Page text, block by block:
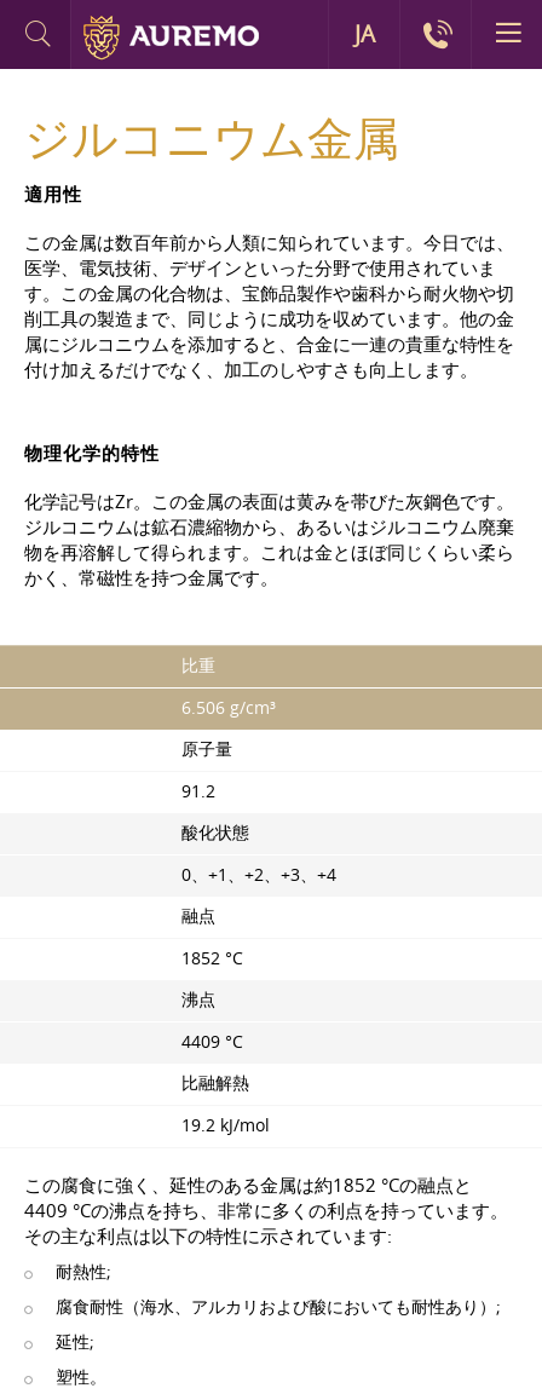
ジルコニウム金属
適用性
この金属は数百年前から人類に知られています。今日では、
医学、電気技術、デザインといった分野で使用されていま
す。この金属の化合物は、宝飾品製作や歯科から耐火物や切
削工具の製造まで、同じように成功を収めています。他の金
属にジルコニウムを添加すると、合金に一連の貴重な特性を
付け加えるだけでなく、加工のしやすさも向上します。
物理化学的特性
化学記号はZr。この金属の表面は黄みを帯びた灰鋼色です。
ジルコニウムは鉱石濃縮物から、あるいはジルコニウム廃棄
物を再溶解して得られます。これは金とほぼ同じくらい柔ら
かく、常磁性を持つ金属です。
比重
6.506 g/cm³
原子量
91.2
酸化状態
0、+1、+2、+3、+4
融点
1852 °C
沸点
4409 °C
比融解熱
19.2 kJ/mol
この腐食に強く、延性のある金属は約1852 °Cの融点と
4409 °Cの沸点を持ち、非常に多くの利点を持っています。
その主な利点は以下の特性に示されています:
耐熱性;
腐食耐性（海水、アルカリおよび酸においても耐性あり）;
延性;
塑性。
JA